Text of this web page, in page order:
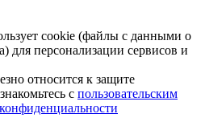
cookie (файлы с данными о
для персонализации сервисов и
относится к защите
с пользовательским